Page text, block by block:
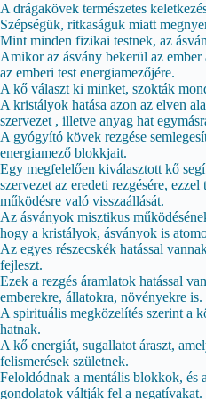
A drágakövek természetes
Szépségük, ritkaságuk miatt
Mint minden fizikai testnek, az
Amikor az ásvány bekerül az ember
az emberi test energiamezőjére.
A kő választ ki minket, szokták
A kristályok hatása azon az elven
szervezet , illetve anyag hat
A gyógyító kövek rezgése
energiamező blokkjait.
Egy megfelelően kiválasztott kő
szervezet az eredeti rezgésére,
működésre való visszaállását.
Az ásványok misztikus
hogy a kristályok, ásványok is
Az egyes részecskék hatással
fejleszt.
Ezek a rezgés áramlatok hatással
emberekre, állatokra, növényekre is.
A spirituális megközelítés szerint a
hatnak.
A kő energiát, sugallatot áraszt,
felismerések születnek.
Feloldódnak a mentális blokkok, és
gondolatok váltják fel a negatívakat.